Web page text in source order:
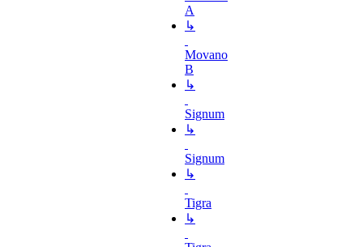
A
↳
Movano
B
↳
Signum
↳
Signum
↳
Tigra
↳